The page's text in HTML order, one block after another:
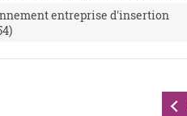
entreprise d'insertion